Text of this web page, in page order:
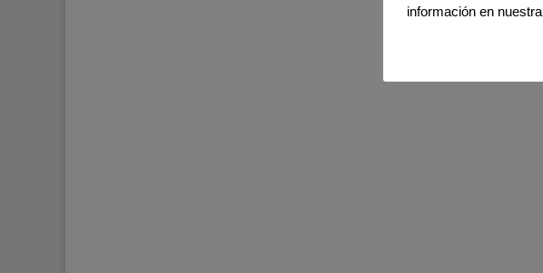
información en nuestra